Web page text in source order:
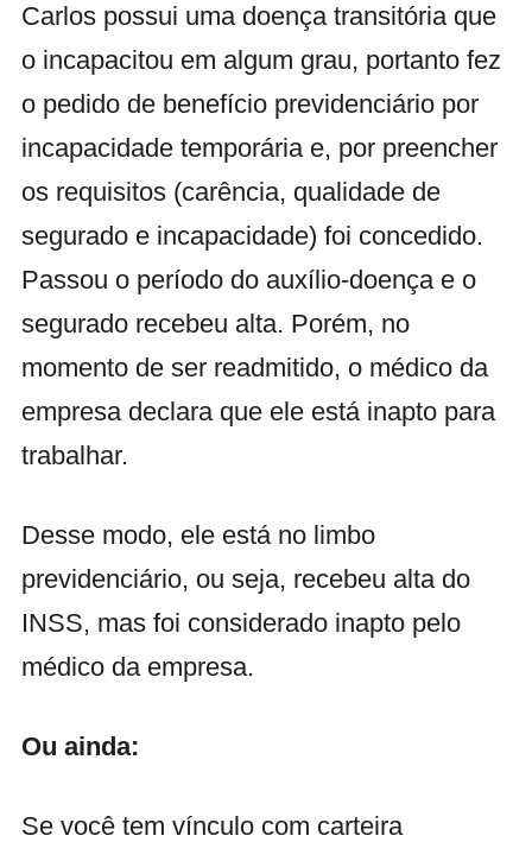
Carlos possui uma doença transitória que
o incapacitou em algum grau, portanto fez
o pedido de benefício previdenciário por
incapacidade temporária e, por preencher
os requisitos (carência, qualidade de
segurado e incapacidade) foi concedido.
Passou o período do auxílio-doença e o
segurado recebeu alta. Porém, no
momento de ser readmitido, o médico da
empresa declara que ele está inapto para
trabalhar.
Desse modo, ele está no limbo
previdenciário, ou seja, recebeu alta do
INSS, mas foi considerado inapto pelo
médico da empresa.
Ou ainda:
Se você tem vínculo com carteira